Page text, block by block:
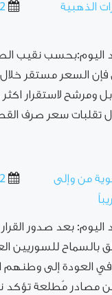
الذهبية
اليوم:بحسب نقيب
فإن السعر مستقر خلال
بل ومرشح لاستقرار
تقلبات سعر صرف
من وإلى
اليوم: بعد صدور القرار
بالسماح للسوريين
في العودة إلى وطنهم
مصادر مُطلعة تؤكد